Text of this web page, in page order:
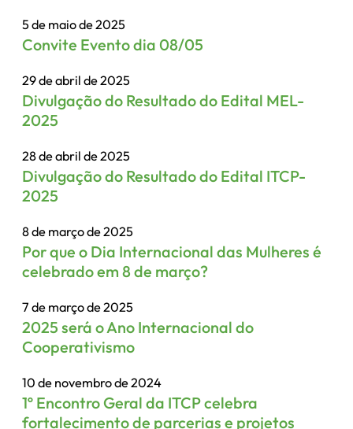
5 de maio de 2025
Convite Evento dia 08/05
29 de abril de 2025
Divulgação do Resultado do Edital MEL-
2025
28 de abril de 2025
Divulgação do Resultado do Edital ITCP-
2025
8 de março de 2025
Por que o Dia Internacional das Mulheres é
celebrado em 8 de março?
7 de março de 2025
2025 será o Ano Internacional do
Cooperativismo
10 de novembro de 2024
1º Encontro Geral da ITCP celebra
fortalecimento de parcerias e projetos